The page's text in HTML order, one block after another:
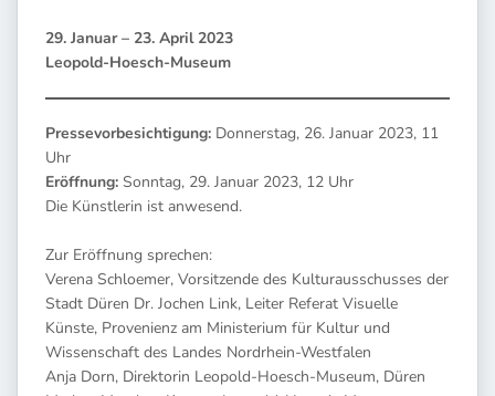
29. Januar – 23. April 2023
Leopold-Hoesch-Museum
Pressevorbesichtigung: Donnerstag, 26. Januar 2023, 11
Uhr
Eröffnung: Sonntag, 29. Januar 2023, 12 Uhr
Die Künstlerin ist anwesend.
Zur Eröffnung sprechen:
Verena Schloemer, Vorsitzende des Kulturausschusses der
Stadt Düren Dr. Jochen Link, Leiter Referat Visuelle
Künste, Provenienz am Ministerium für Kultur und
Wissenschaft des Landes Nordrhein-Westfalen
Anja Dorn, Direktorin Leopold-Hoesch-Museum, Düren